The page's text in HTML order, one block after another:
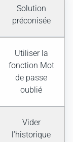
Solution
préconisée
Utiliser la
fonction Mot
de passe
oublié
Vider
l’historique